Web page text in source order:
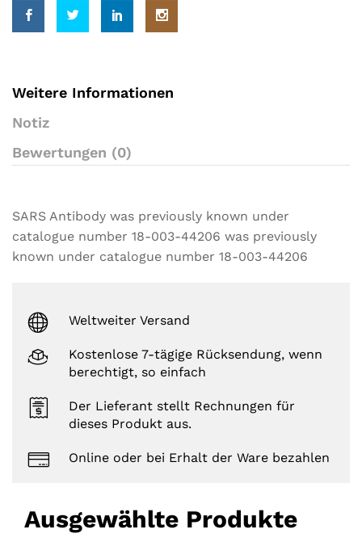
m
e
r
n
Weitere Informationen
Notiz
Bewertungen (0)
SARS Antibody was previously known under
catalogue number 18-003-44206 was previously
known under catalogue number 18-003-44206
Weltweiter Versand
Kostenlose 7-tägige Rücksendung, wenn
berechtigt, so einfach
Der Lieferant stellt Rechnungen für
dieses Produkt aus.
Online oder bei Erhalt der Ware bezahlen
Ausgewählte Produkte